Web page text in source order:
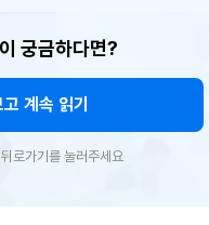
궁금하다면?
계속 읽기
로가기를 눌러주세요